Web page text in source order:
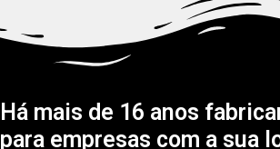
Há mais de 16 anos
para empresas com a sua